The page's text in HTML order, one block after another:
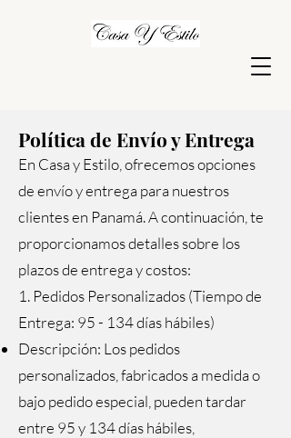
Política de Envío y Entrega
En Casa y Estilo, ofrecemos opciones
de envío y entrega para nuestros
clientes en Panamá. A continuación, te
proporcionamos detalles sobre los
plazos de entrega y costos:
1. Pedidos Personalizados (Tiempo de
Entrega: 95 - 134 días hábiles)
Descripción: Los pedidos
personalizados, fabricados a medida o
bajo pedido especial, pueden tardar
entre 95 y 134 días hábiles,